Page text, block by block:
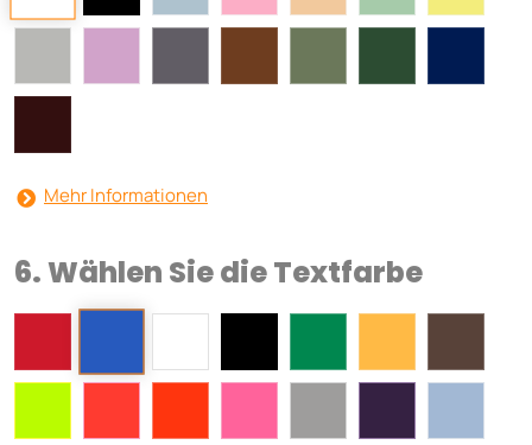
Mehr Informationen
6. Wählen Sie die Textfarbe